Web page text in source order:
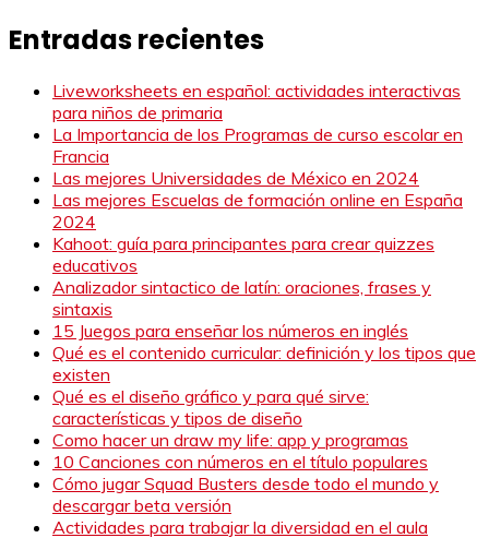
Entradas recientes
Liveworksheets en español: actividades interactivas
para niños de primaria
La Importancia de los Programas de curso escolar en
Francia
Las mejores Universidades de México en 2024
Las mejores Escuelas de formación online en España
2024
Kahoot: guía para principantes para crear quizzes
educativos
Analizador sintactico de latín: oraciones, frases y
sintaxis
15 Juegos para enseñar los números en inglés
Qué es el contenido curricular: definición y los tipos que
existen
Qué es el diseño gráfico y para qué sirve:
características y tipos de diseño
Como hacer un draw my life: app y programas
10 Canciones con números en el título populares
Cómo jugar Squad Busters desde todo el mundo y
descargar beta versión
Actividades para trabajar la diversidad en el aula